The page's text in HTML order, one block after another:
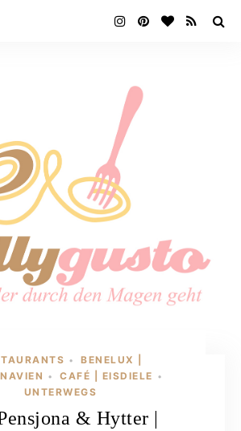
•
BENELUX |
• CAFÉ | EISDIELE •
UNTERWEGS
& Hytter |